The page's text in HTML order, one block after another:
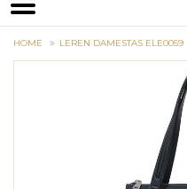
HOME LEREN DAMESTAS ELE0059